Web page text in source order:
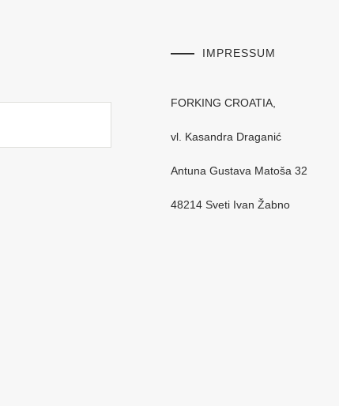
IMPRESSUM
FORKING CROATIA,
vl. Kasandra Draganić
Antuna Gustava Matoša 32
48214 Sveti Ivan Žabno